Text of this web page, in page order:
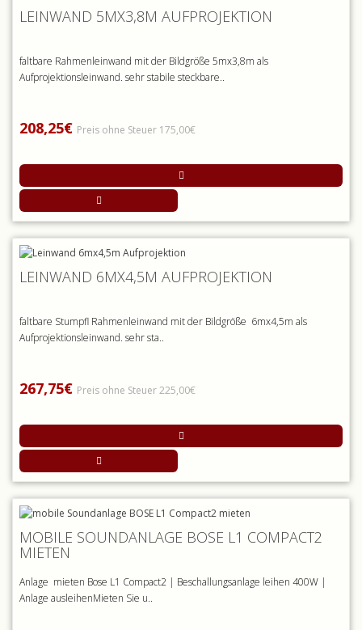
LEINWAND 5MX3,8M AUFPROJEKTION
faltbare Rahmenleinwand mit der Bildgröße 5mx3,8m als
Aufprojektionsleinwand. sehr stabile steckbare..
208,25€ Preis ohne Steuer 175,00€
LEINWAND 6MX4,5M AUFPROJEKTION
faltbare Stumpfl Rahmenleinwand mit der Bildgröße 6mx4,5m als
Aufprojektionsleinwand. sehr sta..
267,75€ Preis ohne Steuer 225,00€
MOBILE SOUNDANLAGE BOSE L1 COMPACT2
MIETEN
Anlage mieten Bose L1 Compact2 | Beschallungsanlage leihen 400W |
Anlage ausleihenMieten Sie u..